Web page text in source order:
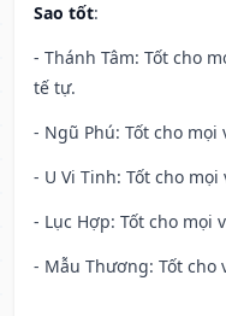
Sao tốt:
- Thánh Tâm: Tốt cho
tế tự.
- Ngũ Phú: Tốt cho mọi
- U Vi Tinh: Tốt cho mọi
- Lục Hợp: Tốt cho mọi
- Mẫu Thương: Tốt cho